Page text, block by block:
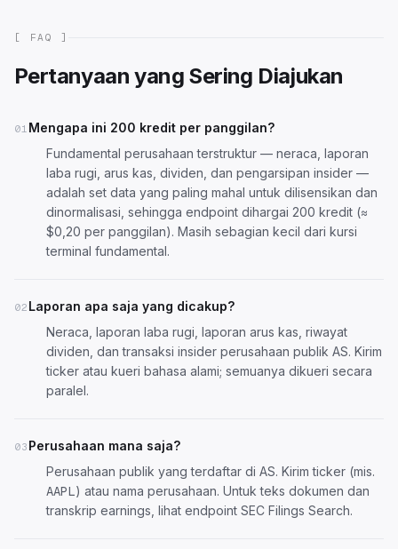
[ FAQ ]
Pertanyaan yang Sering Diajukan
01 Mengapa ini 200 kredit per panggilan?
Fundamental perusahaan terstruktur — neraca, laporan
laba rugi, arus kas, dividen, dan pengarsipan insider —
adalah set data yang paling mahal untuk dilisensikan dan
dinormalisasi, sehingga endpoint dihargai 200 kredit (≈
$0,20 per panggilan). Masih sebagian kecil dari kursi
terminal fundamental.
02 Laporan apa saja yang dicakup?
Neraca, laporan laba rugi, laporan arus kas, riwayat
dividen, dan transaksi insider perusahaan publik AS. Kirim
ticker atau kueri bahasa alami; semuanya dikueri secara
paralel.
03 Perusahaan mana saja?
Perusahaan publik yang terdaftar di AS. Kirim ticker (mis.
AAPL) atau nama perusahaan. Untuk teks dokumen dan
transkrip earnings, lihat endpoint SEC Filings Search.